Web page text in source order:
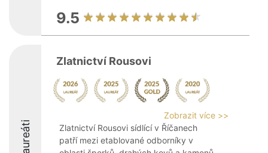
9.5
Laureáti
Zlatnictví Rousovi
Zobrazit více >>
Zlatnictví Rousovi sídlící v Říčanech
patří mezi etablované odborníky v